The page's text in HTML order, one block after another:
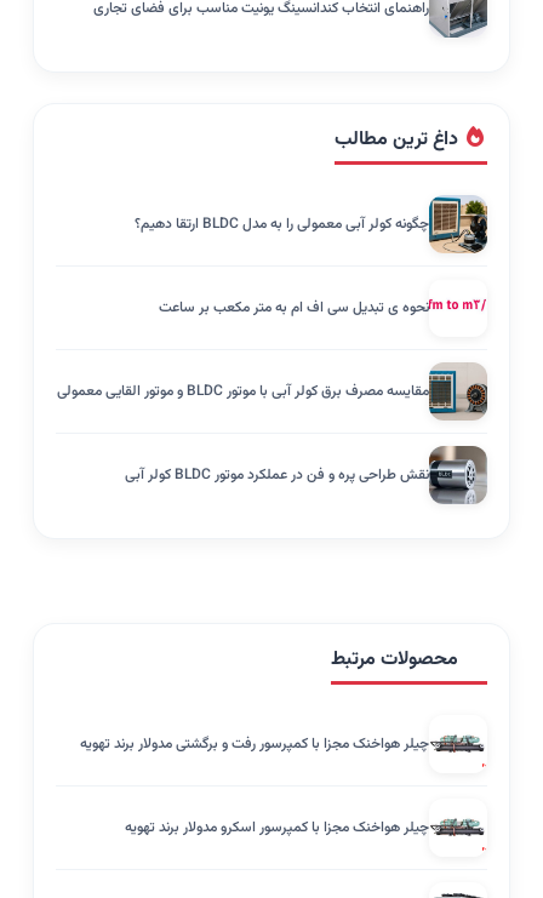
راهنمای انتخاب کندانسینگ یونیت مناسب برای فضای تجاری
داغ ترین مطالب
چگونه کولر آبی معمولی را به مدل BLDC ارتقا دهیم؟
نحوه ی تبدیل سی اف ام به متر مکعب بر ساعت
مقایسه مصرف برق کولر آبی با موتور BLDC و موتور القایی معمولی
نقش طراحی پره و فن در عملکرد موتور BLDC کولر آبی
محصولات مرتبط
چیلر هواخنک مجزا با کمپرسور رفت و برگشتی مدولار برند تهویه
چیلر هواخنک مجزا با کمپرسور اسکرو مدولار برند تهویه